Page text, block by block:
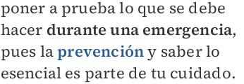
poner a prueba lo que se debe
hacer durante una emergencia,
pues laprevencióny saber lo
esencial es parte de tu cuidado.